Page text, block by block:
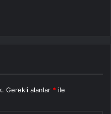
Gerekli alanlar * ile